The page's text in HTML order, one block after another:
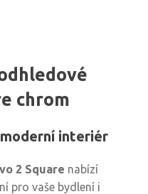
chrom
interiér
2 Square nabízí
pro vaše bydlení i